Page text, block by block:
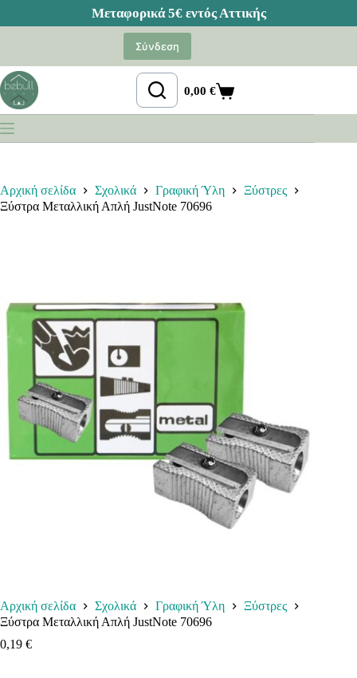
Σύνδεση
Καλάθι
Αγορών
0,00€
Αρχική σελίδα Σχολικά Γραφική Ύλη
Ξύστρες
Ξύστρα Μεταλλική Απλή JustNote 70696
Αρχική σελίδα Σχολικά Γραφική Ύλη
Ξύστρες
Ξύστρα Μεταλλική Απλή JustNote 70696
0,19 €